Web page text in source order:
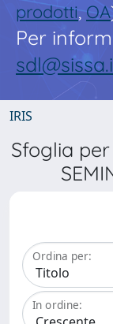
prodotti,OA
Per
IRIS
Sfoglia per
Ordina per:
In ordine: